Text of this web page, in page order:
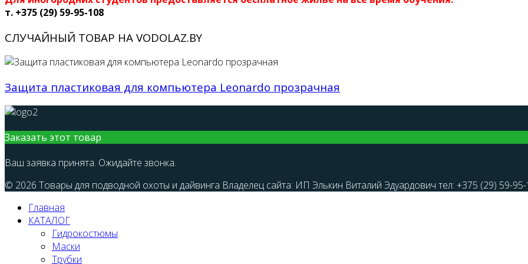
т. +375 (29) 59-95-108
СЛУЧАЙНЫЙ ТОВАР НА VODOLAZ.BY
Защита пластиковая для компьютера Leonardo прозрачная
Заказать этот товар
Ваш заявка принята. Ожидайте звонка.
© 2026 Товары для подводной охоты и дайвинга Владелец сайта: ИП Элькин Виталий Эдуардович тел: +375 (29) 59-
Главная
КАТАЛОГ
Гидрокостюмы
Маски
Трубки